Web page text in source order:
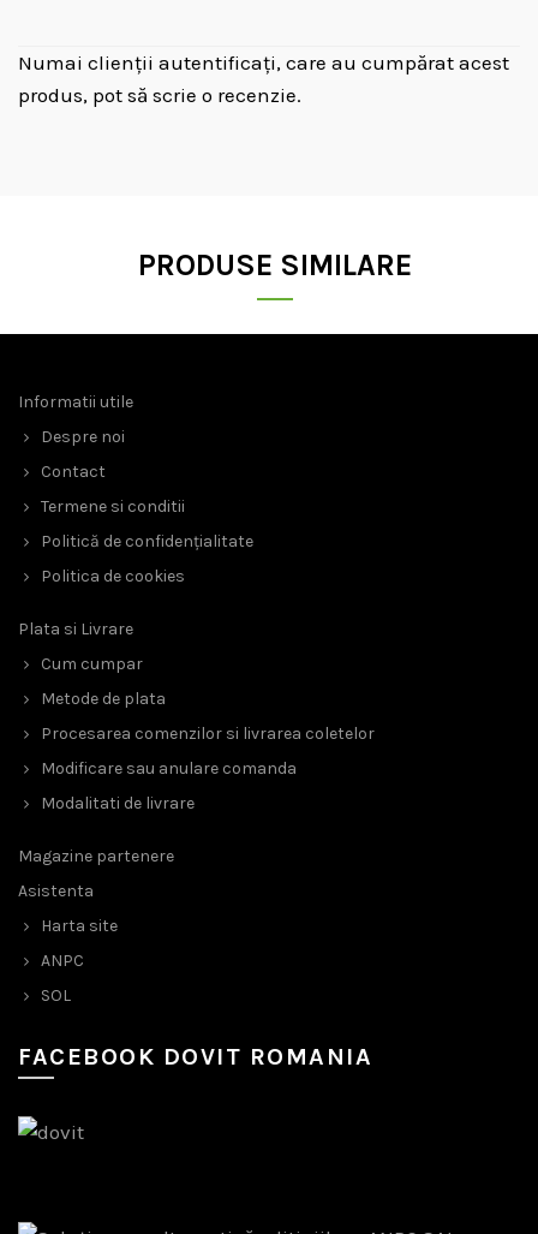
Numai clienții autentificați, care au cumpărat acest
produs, pot să scrie o recenzie.
PRODUSE SIMILARE
Informatii utile
Despre noi
Contact
Termene si conditii
Politică de confidențialitate
Politica de cookies
Plata si Livrare
Cum cumpar
Metode de plata
Procesarea comenzilor si livrarea coletelor
Modificare sau anulare comanda
Modalitati de livrare
Magazine partenere
Asistenta
Harta site
ANPC
SOL
FACEBOOK DOVIT ROMANIA